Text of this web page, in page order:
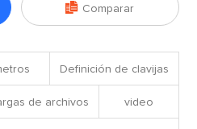
 Comparar
Definición de clavijas
de archivos video